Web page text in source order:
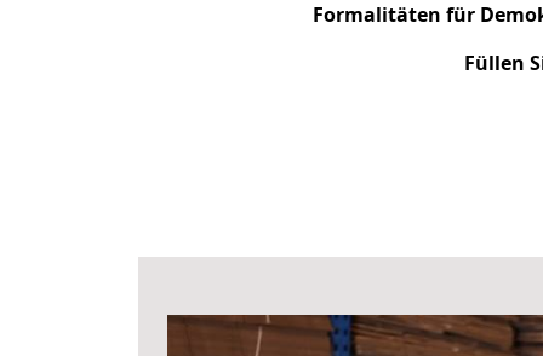
Formalitäten für
Füllen